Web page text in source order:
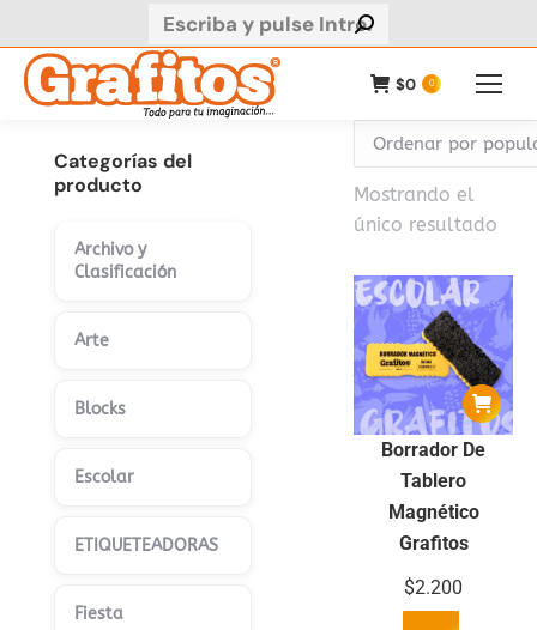
Buscar:
$0 0
Mostrando el
único resultado
Borrador De
Tablero
Magnético
Grafitos
$2.200
Categorías del
producto
Archivo y
Clasificación
Arte
Blocks
Escolar
ETIQUETEADORAS
Fiesta